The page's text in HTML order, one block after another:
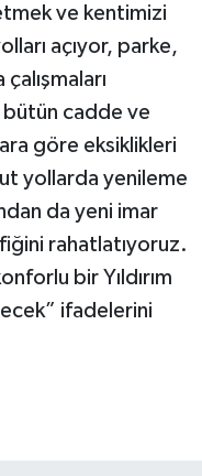
ve kentimizi
açıyor, parke,
bütün cadde ve
göre eksiklikleri
yollarda yenileme
da yeni imar
rahatlatıyoruz.
bir Yıldırım
ifadelerini